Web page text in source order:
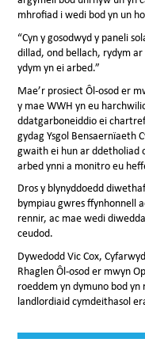
mhrofiad i wedi bod yn un
“Cyn y gosodwyd y paneli
dillad, ond bellach, rydym
ydym yn ei arbed.”
Mae’r prosiect Ôl-osod er
y mae WWH yn eu
ddatgarboneiddio ei
gydag Ysgol Bensaernïaeth
gwaith ei hun ar ddetholiad
arbed ynni a monitro eu
Dros y blynyddoedd
bympiau gwres ffynhonnell
rennir, ac mae wedi
ceudod.
Dywedodd Vic Cox,
Rhaglen Ôl-osod er mwyn
roeddem yn dymuno bod
landlordiaid cymdeithasol